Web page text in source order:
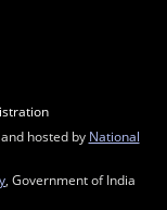
hosted by National
, Government of India